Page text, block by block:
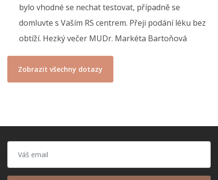
bylo vhodné se nechat testovat, případně se
domluvte s Vaším RS centrem. Přeji podání léku bez
obtíží. Hezký večer MUDr. Markéta Bartoňová
Zobrazit všechny dotazy